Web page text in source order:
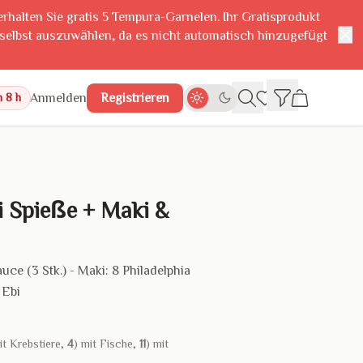
Sie gratis 5 Tempura-Garnelen. Ihr Gratisprodukt
auszuwählen, da es nicht automatisch hinzugefügt
8 h Anmelden Registrieren
+ Maki &
(3 Stk.) - Maki: 8 Philadelphia
Krebstiere,4) mit Fische,11) mit